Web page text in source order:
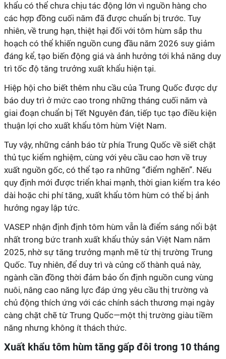
khẩu có thể chưa chịu tác động lớn vì nguồn hàng cho
các hợp đồng cuối năm đã được chuẩn bị trước. Tuy
nhiên, về trung hạn, thiệt hại đối với tôm hùm sắp thu
hoạch có thể khiến nguồn cung đầu năm 2026 suy giảm
đáng kể, tạo biến động giá và ảnh hưởng tới khả năng duy
trì tốc độ tăng trưởng xuất khẩu hiện tại.
Hiệp hội cho biết thêm nhu cầu của Trung Quốc được dự
báo duy trì ở mức cao trong những tháng cuối năm và
giai đoạn chuẩn bị Tết Nguyên đán, tiếp tục tạo điều kiện
thuận lợi cho xuất khẩu tôm hùm Việt Nam.
Tuy vậy, những cảnh báo từ phía Trung Quốc về siết chặt
thủ tục kiểm nghiệm, cùng với yêu cầu cao hơn về truy
xuất nguồn gốc, có thể tạo ra những “điểm nghẽn”. Nếu
quy định mới được triển khai mạnh, thời gian kiểm tra kéo
dài hoặc chi phí tăng, xuất khẩu tôm hùm có thể bị ảnh
hưởng ngay lập tức.
VASEP nhận định định tôm hùm vẫn là điểm sáng nổi bật
nhất trong bức tranh xuất khẩu thủy sản Việt Nam năm
2025, nhờ sự tăng trưởng mạnh mẽ từ thị trường Trung
Quốc. Tuy nhiên, để duy trì và củng cố thành quả này,
ngành cần đồng thời đảm bảo ổn định nguồn cung vùng
nuôi, nâng cao năng lực đáp ứng yêu cầu thị trường và
chủ động thích ứng với các chính sách thương mại ngày
càng chặt chẽ từ Trung Quốc—một thị trường giàu tiềm
năng nhưng không ít thách thức.
Xuất khẩu tôm hùm tăng gấp đôi trong 10 tháng